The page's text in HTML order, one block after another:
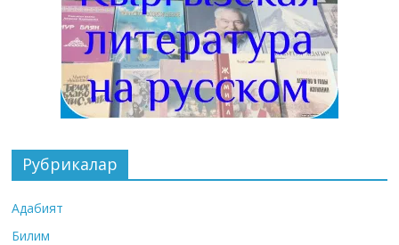
Рубрикалар
Адабият
Билим